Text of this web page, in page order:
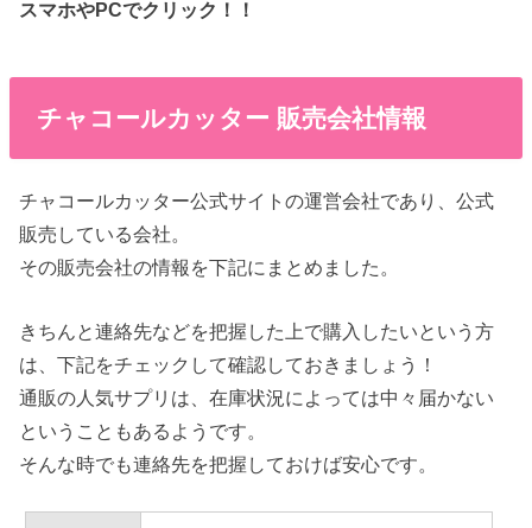
スマホやPCでクリック！！
チャコールカッター 販売会社情報
チャコールカッター公式サイトの運営会社であり、公式
販売している会社。
その販売会社の情報を下記にまとめました。
きちんと連絡先などを把握した上で購入したいという方
は、下記をチェックして確認しておきましょう！
通販の人気サプリは、在庫状況によっては中々届かない
ということもあるようです。
そんな時でも連絡先を把握しておけば安心です。